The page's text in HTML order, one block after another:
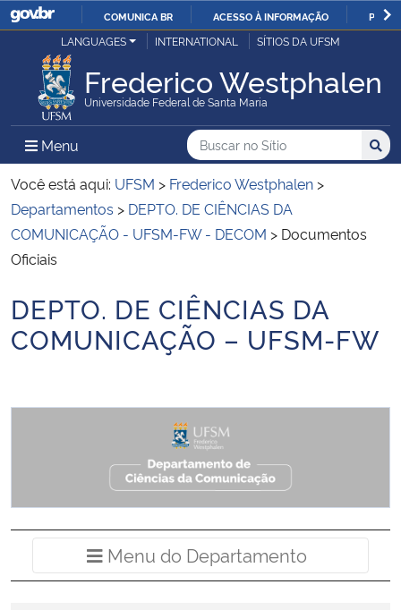
IR
O
COMUNICA BR ACESSO À INFORMAÇÃO
Ministério da Justiça e Segurança Pública
Ministério da Defesa
Ministério das Relações Exteriores
Ministério da Economia
Ministério da Agricultura, Pecuária e Abastecimento
Ministério de Minas e Energia
Ministério da Ciência, Tecnologia, Inovações e Comunicações
LANGUAGES INTERNATIONAL SÍTIOS DA UFSM
Frederico Westphalen
Universidade Federal de Santa Maria
Menu Menu Principal do Sítio
Busca
Buscar no no Sítio
Busca:
Você está aqui: UFSM > Frederico Westphalen >
Departamentos > DEPTO. DE CIÊNCIAS DA
COMUNICAÇÃO - UFSM-FW - DECOM > Documentos
Oficiais
Início do conteúdo
DEPTO. DE CIÊNCIAS DA
COMUNICAÇÃO – UFSM-FW
Menu do Departamento